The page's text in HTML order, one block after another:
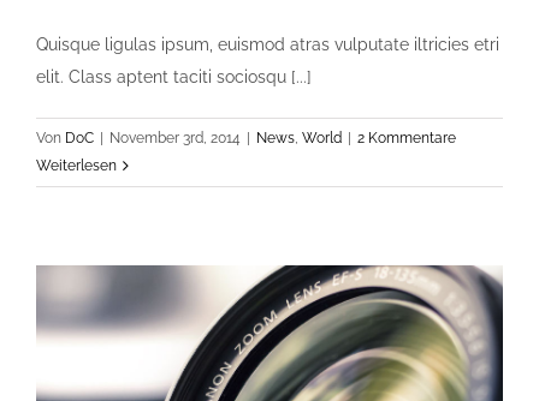
Quisque ligulas ipsum, euismod atras vulputate iltricies etri
elit. Class aptent taciti sociosqu [...]
Von DoC November 3rd, 2014 News, World
2 Kommentare
Weiterlesen